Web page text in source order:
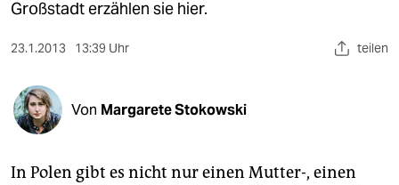
kultur
sport
berlin
nord
Großstadt erzählen sie hier.
23.1.2013 13:39 Uhr teilen
Von Margarete Stokowski
In Polen gibt es nicht nur einen Mutter-, einen